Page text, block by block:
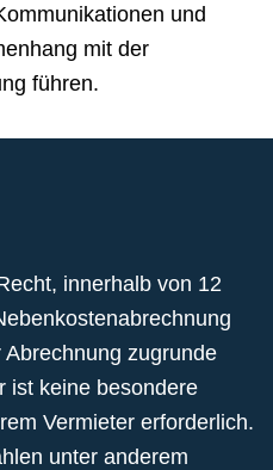
und
mit der
führen.
innerhalb von 12
zugrunde
ist keine besondere
Vermieter erforderlich.
unter anderem